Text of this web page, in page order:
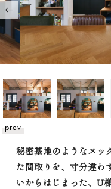
prev
秘密基地のようなヌッ
た間取りを、寸分違わ
いからはじまった、U